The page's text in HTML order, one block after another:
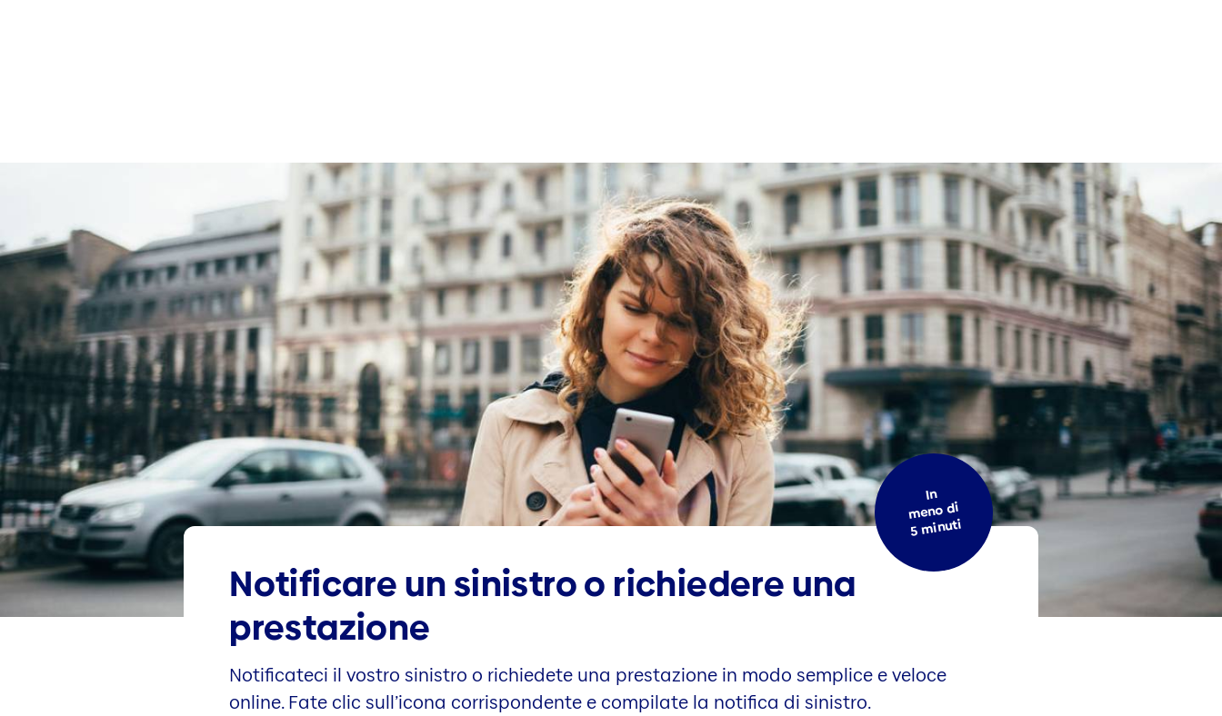
In
meno di
5 minuti
Notificare un sinistro o richiedere una
prestazione
Notificateci il vostro sinistro o richiedete una prestazione in modo semplice e veloce
online. Fate clic sull’icona corrispondente e compilate la notifica di sinistro.